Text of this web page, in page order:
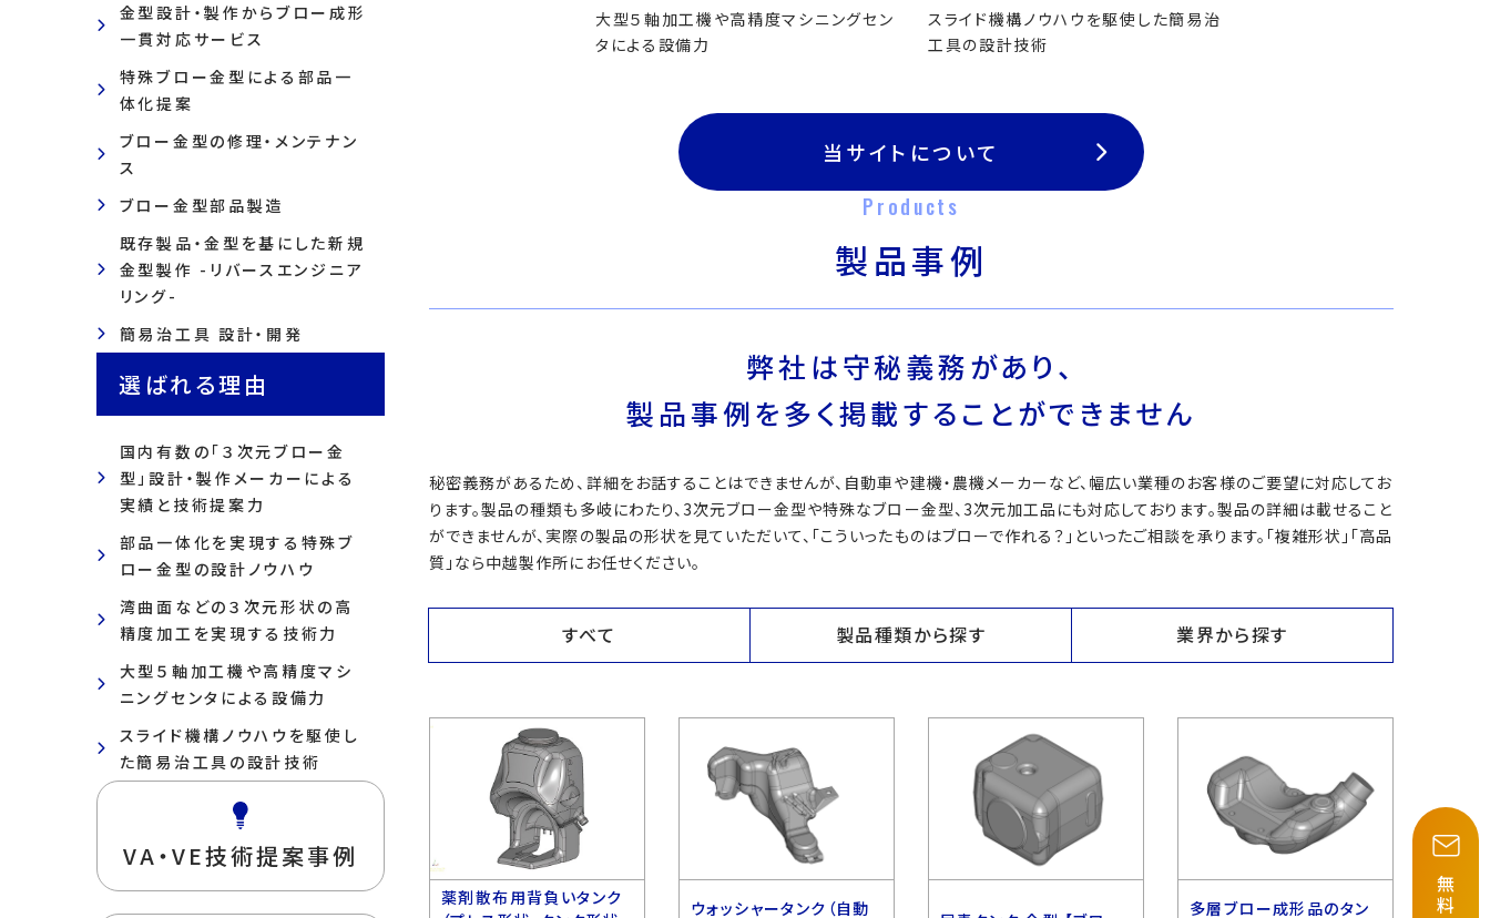
金型設計・製作からブロー成形
一貫対応サービス
特殊ブロー金型による部品一
体化提案
ブロー金型の修理・メンテナン
ス
ブロー金型部品製造
既存製品・金型を基にした新規
金型製作 -リバースエンジニア
リング-
簡易治工具 設計・開発
選ばれる理由
国内有数の「３次元ブロー金
型」設計・製作メーカーによる
実績と技術提案力
部品一体化を実現する特殊ブ
ロー金型の設計ノウハウ
湾曲面などの３次元形状の高
精度加工を実現する技術力
大型５軸加工機や高精度マシ
ニングセンタによる設備力
スライド機構ノウハウを駆使し
た簡易治工具の設計技術
VA・VE技術提案事例
大型５軸加工機や高精度マシニングセン
タによる設備力
スライド機構ノウハウを駆使した簡易治
工具の設計技術
当サイトについて
Products
製品事例
弊社は守秘義務があり、
製品事例を多く掲載することができません
秘密義務があるため、詳細をお話することはできませんが、自動車や建機・農機メーカーなど、幅広い業種のお客様のご要望に対応してお
ります。製品の種類も多岐にわたり、3次元ブロー金型や特殊なブロー金型、3次元加工品にも対応しております。製品の詳細は載せること
ができませんが、実際の製品の形状を見ていただいて、「こういったものはブローで作れる？」といったご相談を承ります。「複雑形状」「高品
質」なら中越製作所にお任せください。
すべて 製品種類から探す 業界から探す
薬剤散布用背負いタンク
ウォッシャータンク（自動
多層ブロー成形品のタン